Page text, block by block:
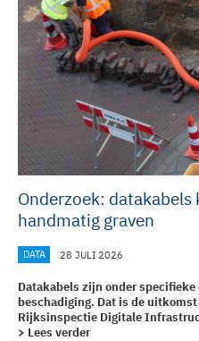
Onderzoek: datakabels
handmatig graven
DATA 28 JULI 2026
Datakabels zijn onder
beschadiging. Dat is de
Rijksinspectie Digitale
> Lees verder